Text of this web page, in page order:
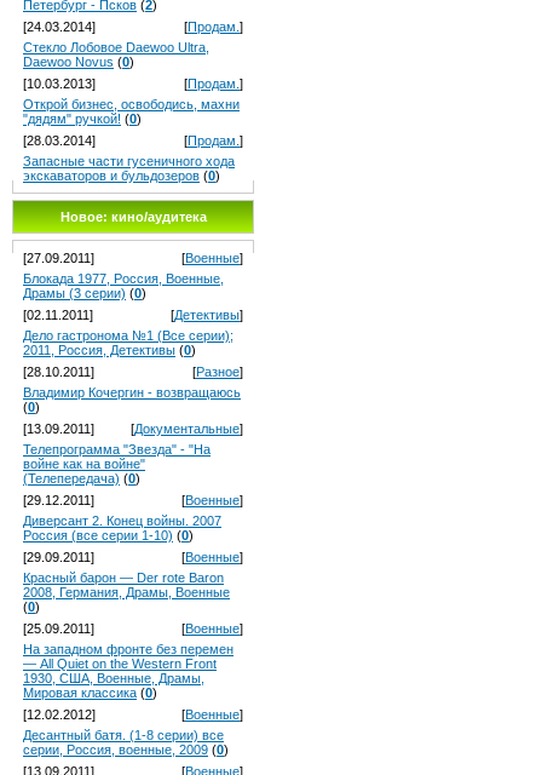
Петербург - Псков (2)
[24.03.2014]
[Продам. ]
Стекло Лобовое Daewoo Ultra,
Daewoo Novus (0)
[10.03.2013]
[Продам. ]
Открой бизнес, освободись, махни
"дядям" ручкой! (0)
[28.03.2014]
[Продам. ]
Запасные части гусеничного хода
экскаваторов и бульдозеров (0)
Новое: кино/аудитека
[27.09.2011] [Военные]
Блокада 1977, Россия, Военные,
Драмы (3 серии) (0)
[02.11.2011]
[Детективы]
Дело гастронома №1 (Все серии);
2011, Россия, Детективы (0)
[28.10.2011]
[Разное]
Владимир Кочергин - возвращаюсь
(0)
[13.09.2011]
[Документальные]
Телепрограмма "Звезда" - "На
войне как на войне"
(Телепередача) (0)
[29.12.2011]
[Военные]
Диверсант 2. Конец войны. 2007
Россия (все серии 1-10) (0)
[29.09.2011]
[Военные]
Красный барон — Der rote Baron
2008, Германия, Драмы, Военные
(0)
[25.09.2011]
[Военные]
На западном фронте без перемен
— All Quiet on the Western Front
1930, США, Военные, Драмы,
Мировая классика (0)
[12.02.2012]
[Военные]
Десантный батя. (1-8 серии) все
серии, Россия, военные, 2009 (0)
[13.09.2011]
[Военные]